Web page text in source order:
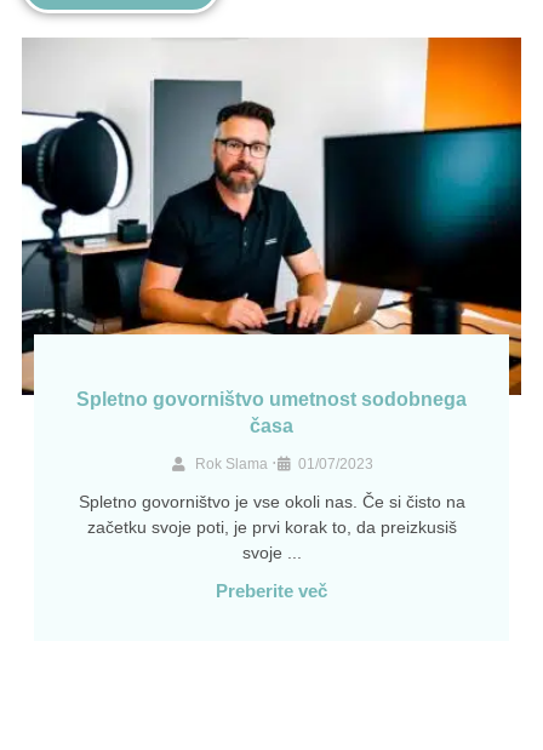
Spletno govorništvo umetnost sodobnega
časa
Rok Slama • 01/07/2023
Spletno govorništvo je vse okoli nas. Če si čisto na
začetku svoje poti, je prvi korak to, da preizkusiš
svoje ...
Preberite več